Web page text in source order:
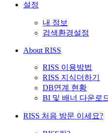
설정
내 정보
검색환경설정
About RISS
RISS 이용방법
RISS 지식더하기
DB연계 현황
BI 및 배너 다운로
RISS 처음 방문 이세요?